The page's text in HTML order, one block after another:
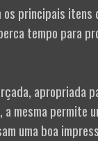
principais
tempo para
apropriada
mesma permite
uma boa